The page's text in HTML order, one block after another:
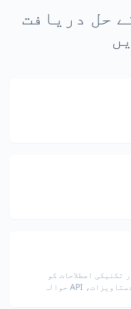
حل دریافت
تکنیکی اصطلاحات کو
برقرار رکھتے ہوئے تکنیکی دستاویزات، API حوالہ